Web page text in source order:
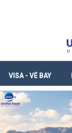
VISA - VÉ BAY